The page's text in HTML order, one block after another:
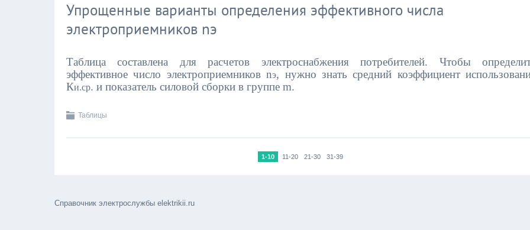
Упрощенные варианты определения эффективного числа
электроприемников nэ
Таблица составлена для расчетов электроснабжения потребителей. Чтобы
эффективное число электроприемников nэ, нужно знать средний коэффициент
Ки.ср. и показатель силовой сборки в группе m.
Таблицы
1-10 11-20 21-30 31-39
Справочник электрослужбы elektrikii.ru